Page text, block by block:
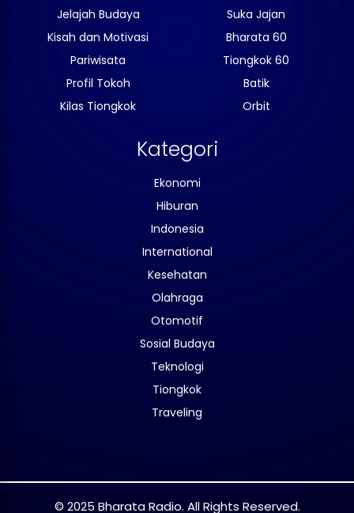
Jelajah Budaya
Kisah dan Motivasi
Pariwisata
Profil Tokoh
Kilas Tiongkok
Suka Jajan
Bharata 60
Tiongkok 60
Batik
Orbit
Kategori
Ekonomi
Hiburan
Indonesia
International
Kesehatan
Olahraga
Otomotif
Sosial Budaya
Teknologi
Tiongkok
Traveling
© 2025 Bharata Radio. All Rights Reserved.